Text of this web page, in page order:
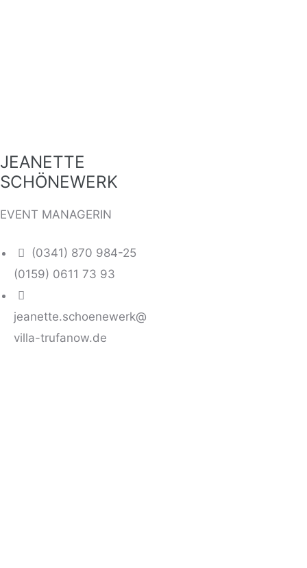
JEANETTE
SCHÖNEWERK
EVENT MANAGERIN
(0341) 870 984-25
(0159) 0611 73 93
jeanette.schoenewerk@
villa-trufanow.de